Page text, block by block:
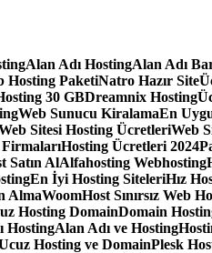
Alan Adı HostingAlan Adı
Hosting PaketiNatro Hazır Site
30 GBDreamnix Hosting
Web Sunucu KiralamaEn
Sitesi Hosting ÜcretleriWeb
Hosting Ücretleri 2024
Satın AlAlfahosting Webhosting
En İyi Hosting SiteleriHız
AlmaWoomHost Sınırsız Web
Hosting DomainDomain
HostingAlan Adı ve Hosting
Hosting ve DomainPlesk